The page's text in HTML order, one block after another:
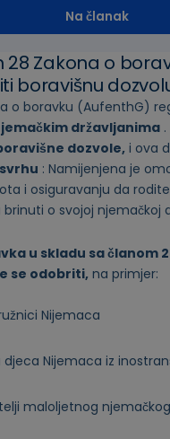
Na članak
28 Zakona o
boravišnu
o boravku (AufenthG)
državljanima
dozvole, i ova
: Namijenjena je
i osiguravanju da
o svojoj njemačkoj
u skladu sa članom
se odobriti,na primjer:
Nijemaca
djeca Nijemaca iz
maloljetnog